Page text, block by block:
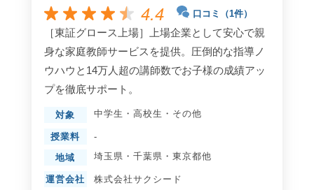
4.4 口コミ（1件）
［東証グロース上場］上場企業として安心で親
身な家庭教師サービスを提供。圧倒的な指導ノ
ウハウと14万人超の講師数でお子様の成績アッ
プを徹底サポート。
対象 中学生 ・ 高校生 ・ その他
授業料 -
地域 埼玉県 ・ 千葉県 ・ 東京都他
運営会社
株式会社サクシード